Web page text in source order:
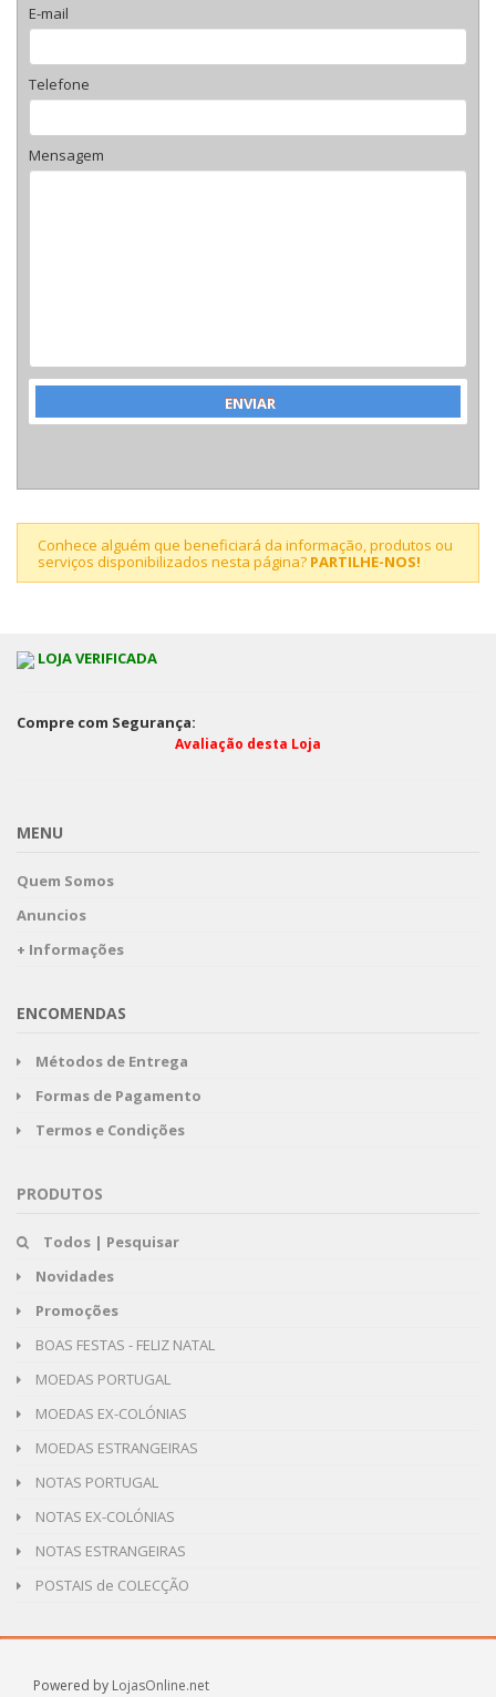
E-mail
Telefone
Mensagem
Conhece alguém que beneficiará da informação, produtos ou
serviços disponibilizados nesta página? PARTILHE-NOS!
LOJA VERIFICADA
Compre com Segurança:
Avaliação desta Loja
MENU
Quem Somos
Anuncios
+ Informações
ENCOMENDAS
Métodos de Entrega
Formas de Pagamento
Termos e Condições
PRODUTOS
Todos | Pesquisar
Novidades
Promoções
BOAS FESTAS - FELIZ NATAL
MOEDAS PORTUGAL
MOEDAS EX-COLÓNIAS
MOEDAS ESTRANGEIRAS
NOTAS PORTUGAL
NOTAS EX-COLÓNIAS
NOTAS ESTRANGEIRAS
POSTAIS de COLECÇÃO
Powered by LojasOnline.net